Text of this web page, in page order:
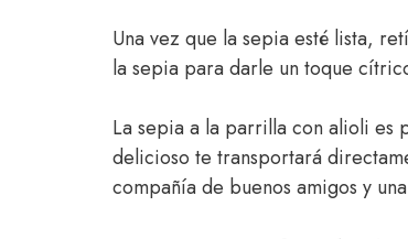
Una vez que la sepia esté lista,
la sepia para darle un toque
La sepia a la parrilla con alioli es
delicioso te transportará
compañía de buenos amigos y